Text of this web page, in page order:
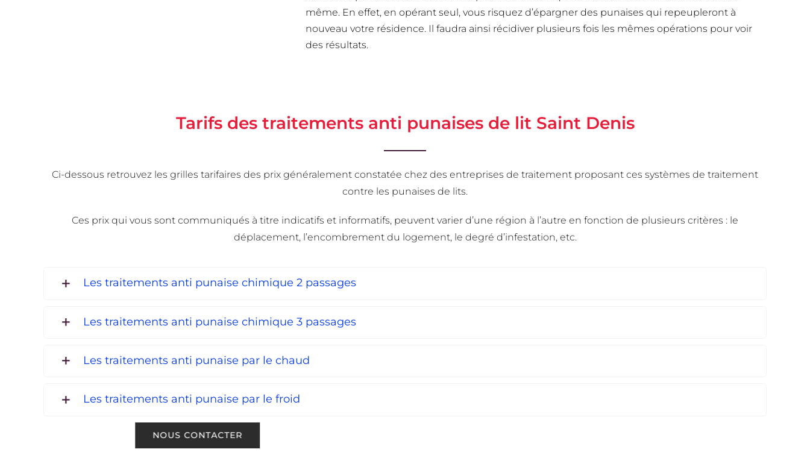
même. En effet, en opérant seul, vous risquez d’épargner des punaises qui repeupleront à
nouveau votre résidence. Il faudra ainsi récidiver plusieurs fois les mêmes opérations pour voir
des résultats.
Tarifs des traitements anti punaises de lit Saint Denis
Ci-dessous retrouvez les grilles tarifaires des prix généralement constatée chez des entreprises de traitement proposant ces systèmes de traitement
contre les punaises de lits.
Ces prix qui vous sont communiqués à titre indicatifs et informatifs, peuvent varier d’une région à l’autre en fonction de plusieurs critères : le
déplacement, l’encombrement du logement, le degré d’infestation, etc.
Les traitements anti punaise chimique 2 passages
Les traitements anti punaise chimique 3 passages
Les traitements anti punaise par le chaud
Les traitements anti punaise par le froid